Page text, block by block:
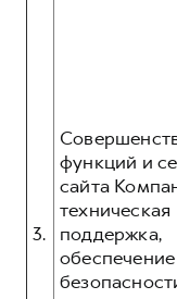
3.
функций и
сайта
техническая
поддержка,
обеспечение